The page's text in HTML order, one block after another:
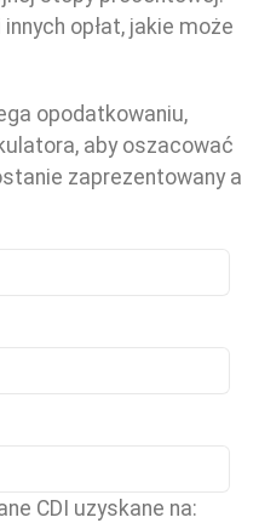
opłat, jakie może
opodatkowaniu,
aby oszacować
zaprezentowany a
CDI uzyskane na: